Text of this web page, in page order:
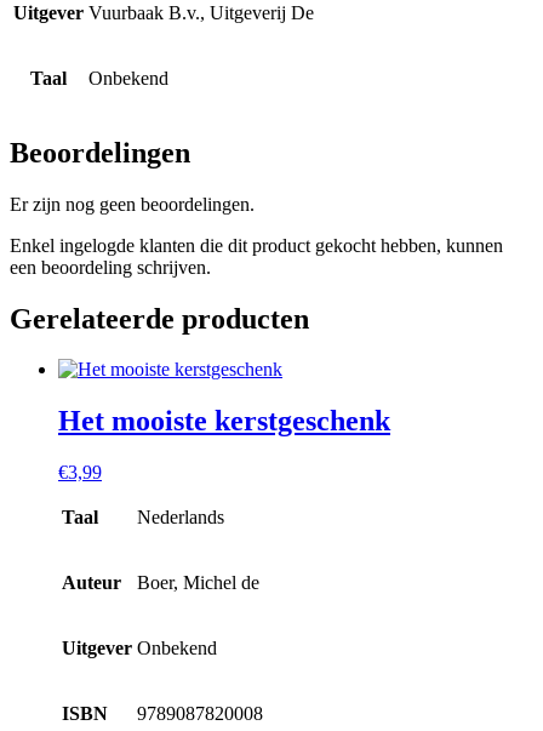
Uitgever Vuurbaak B.v., Uitgeverij De
Taal Onbekend
Beoordelingen
Er zijn nog geen beoordelingen.
Enkel ingelogde klanten die dit product gekocht hebben, kunnen
een beoordeling schrijven.
Gerelateerde producten
Het mooiste kerstgeschenk
€3,99
Taal Nederlands
Auteur Boer, Michel de
Uitgever Onbekend
ISBN 9789087820008